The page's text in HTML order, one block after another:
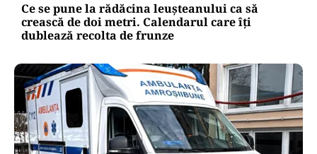
Ce se pune la rădăcina leușteanului ca să
crească de doi metri. Calendarul care îți
dublează recolta de frunze